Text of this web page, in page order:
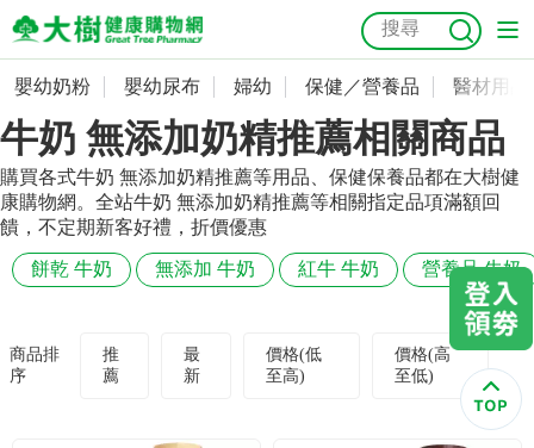
嬰幼奶粉
嬰幼尿布
婦幼
保健／營養品
醫材用品
抗菌 尿布 大樹獨家 益生菌 魚油 幼兒米餅 貓砂
奶瓶奶嘴
會員資料及密碼修改
常用收件人清單
訂單查詢
收藏清單
紅利點數查詢
嬰幼奶粉 嬰幼尿布 婦幼 保健／營養品 醫材用品
牛奶 無添加奶精推薦相關商品
購買各式牛奶 無添加奶精推薦等用品、保健保養品都在大樹健
康購物網。全站牛奶 無添加奶精推薦等相關指定品項滿額回
饋，不定期新客好禮，折價優惠
餅乾 牛奶 無添加 牛奶 紅牛 牛奶 營養品 牛奶
商品排
序
推
薦
最
新
價格(低
至高)
價格(高
至低)